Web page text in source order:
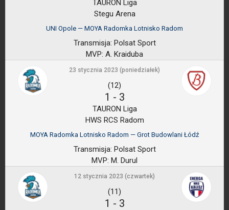
TAURON Liga
Stegu Arena
UNI Opole — MOYA Radomka Lotnisko Radom
Transmisja: Polsat Sport
MVP: A. Kraiduba
23 stycznia 2023 (poniedziałek)
(12)
1 - 3
TAURON Liga
HWS RCS Radom
MOYA Radomka Lotnisko Radom — Grot Budowlani Łódź
Transmisja: Polsat Sport
MVP: M. Durul
12 stycznia 2023 (czwartek)
(11)
1 - 3